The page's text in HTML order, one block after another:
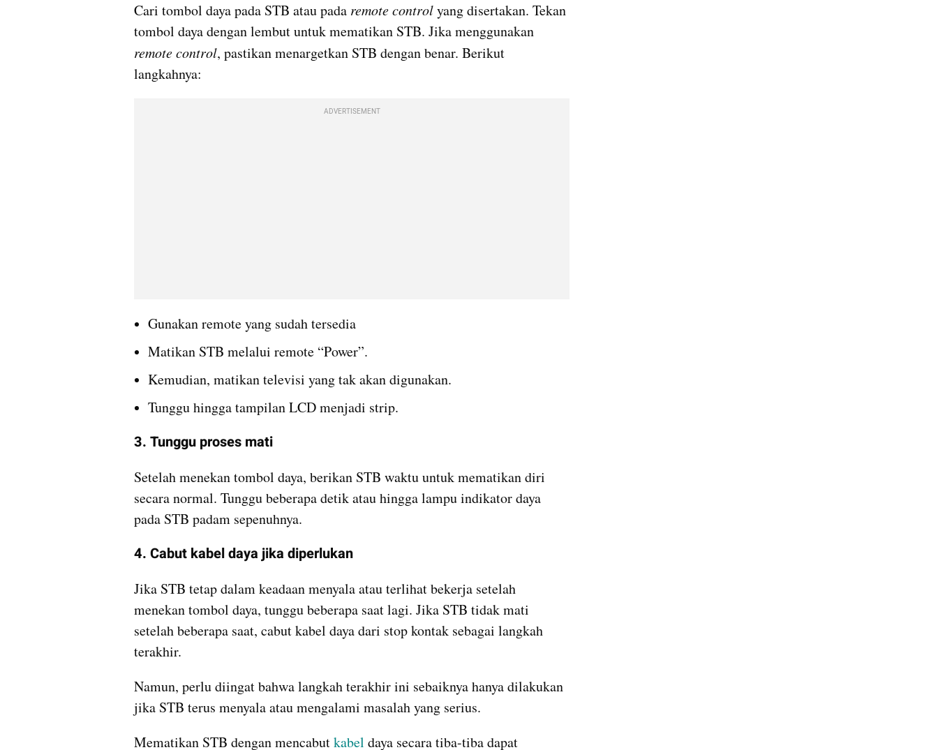
Cari tombol daya pada STB atau pada remote control yang disertakan. Tekan
remote control, pastikan menargetkan STB dengan benar. Berikut
langkahnya:
ADVERTISEMENT
Gunakan remote yang sudah tersedia
Matikan STB melalui remote “Power”.
Kemudian, matikan televisi yang tak akan digunakan.
Tunggu hingga tampilan LCD menjadi strip.
3. Tunggu proses mati
Setelah menekan tombol daya, berikan STB waktu untuk mematikan diri
secara normal. Tunggu beberapa detik atau hingga lampu indikator daya
pada STB padam sepenuhnya.
4. Cabut kabel daya jika diperlukan
Jika STB tetap dalam keadaan menyala atau terlihat bekerja setelah
menekan tombol daya, tunggu beberapa saat lagi. Jika STB tidak mati
setelah beberapa saat, cabut kabel daya dari stop kontak sebagai langkah
terakhir.
Namun, perlu diingat bahwa langkah terakhir ini sebaiknya hanya dilakukan
jika STB terus menyala atau mengalami masalah yang serius.
Mematikan STB dengan mencabut kabel daya secara tiba-tiba dapat